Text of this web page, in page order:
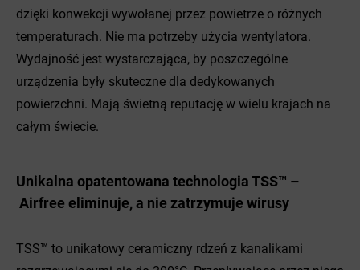
dzięki konwekcji wywołanej przez powietrze o różnych
temperaturach. Nie ma potrzeby użycia wentylatora.
Wydajność jest wystarczająca, by poszczególne
urządzenia były skuteczne dla dedykowanych
powierzchni. Mają świetną reputację w wielu krajach na
całym świecie.
Unikalna opatentowana technologia TSS™ –
Airfree eliminuje, a nie zatrzymuje wirusy
TSS™ to unikatowy ceramiczny rdzeń z kanalikami